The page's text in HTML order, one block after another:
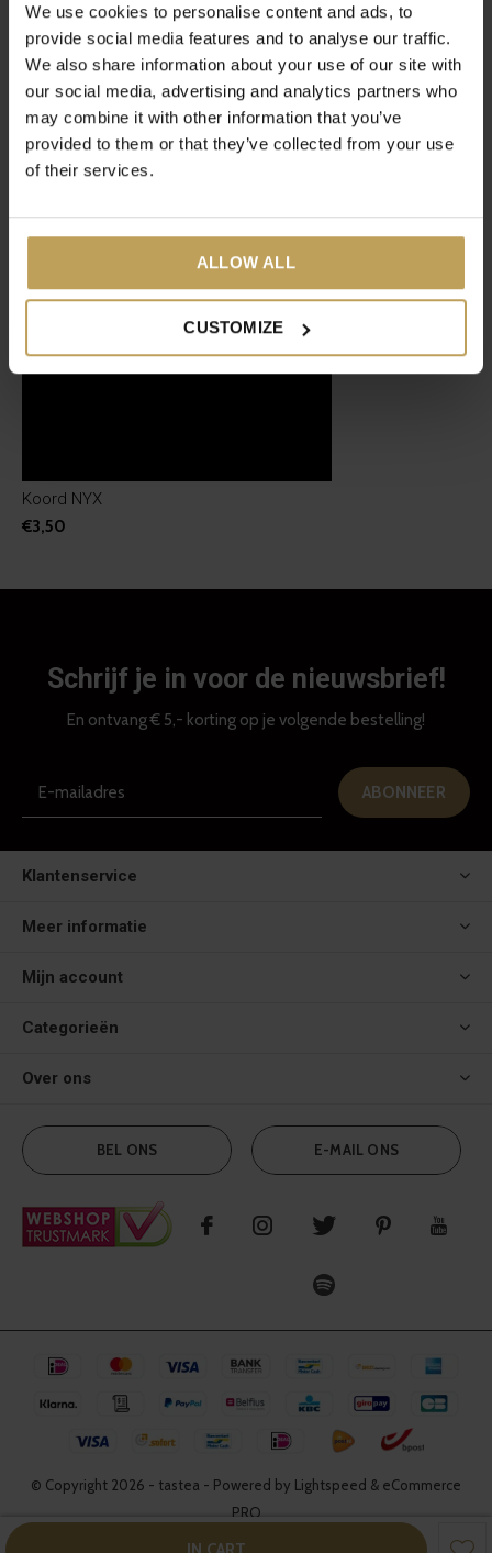
We use cookies to personalise content and ads, to
provide social media features and to analyse our traffic.
We also share information about your use of our site with
our social media, advertising and analytics partners who
may combine it with other information that you’ve
provided to them or that they’ve collected from your use
of their services.
ALLOW ALL
CUSTOMIZE
Reviews
0/ 5
Recente artikelen
Koord NYX
€3,50
Schrijf je in voor de nieuwsbrief!
En ontvang € 5,- korting op je volgende bestelling!
ABONNEER
Klantenservice
Meer informatie
Mijn account
Categorieën
Over ons
BEL ONS E-MAIL ONS
© Copyright 2026 - tastea - Powered by Lightspeed & eCommerce
PRO